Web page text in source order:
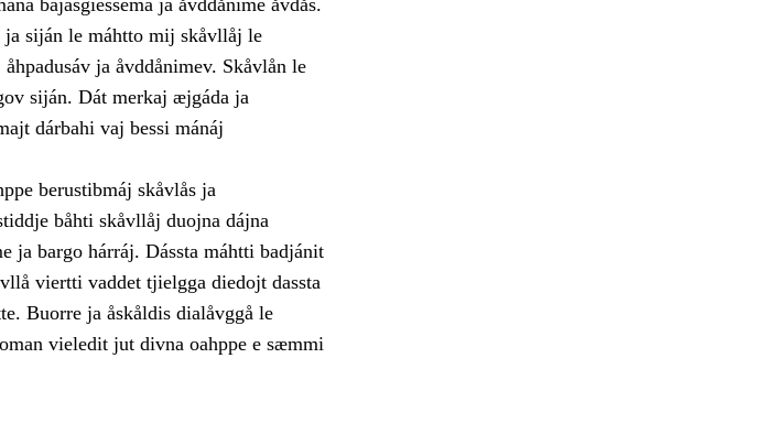
bajásgiessema ja åvddånime åvdås.
ja siján le máhtto mij skåvllåj le
ja åvddånimev. Skåvlån le
siján. Dát merkaj æjgáda ja
dárbahi vaj bessi mánáj
berustibmáj skåvlås ja
båhti skåvllåj duojna dájna
ja bargo hárráj. Dássta máhtti badjánit
viertti vaddet tjielgga diedojt dassta
Buorre ja åskåldis dialåvggå le
vieledit jut divna oahppe e sæmmi